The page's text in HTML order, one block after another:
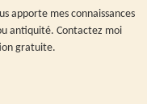
apporte mes connaissances
antiquité. Contactez moi
gratuite.